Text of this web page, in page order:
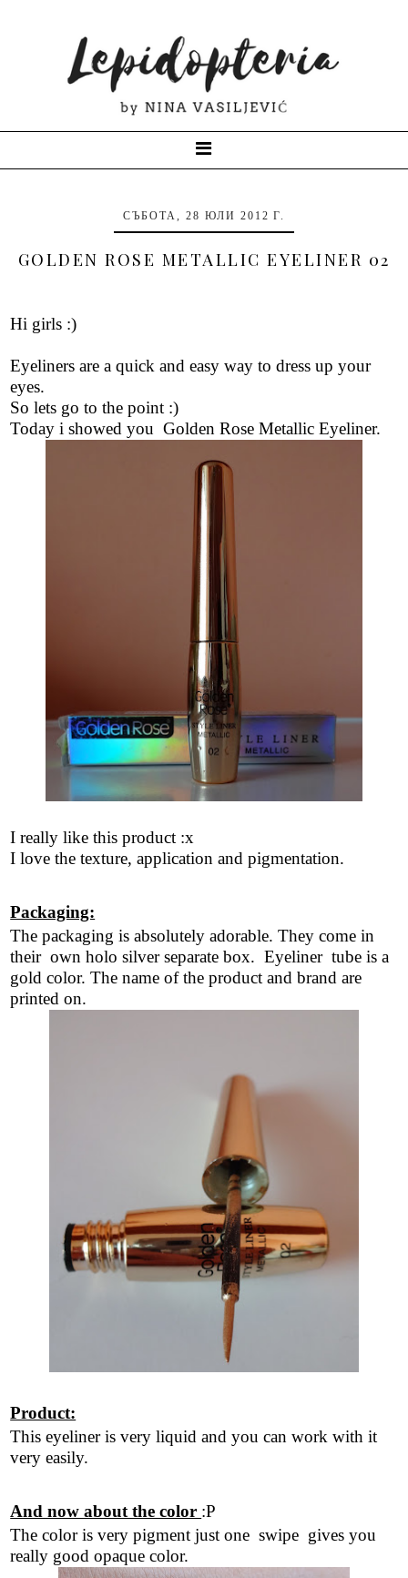
СЪБОТА, 28 ЮЛИ 2012 Г.
GOLDEN ROSE METALLIC EYELINER 02
Hi girls :)
Eyeliners are a quick and easy way to dress up your
eyes.
So lets go to the point :)
Today i showed you Golden Rose Metallic Eyeliner.
I really like this product :x
I love the texture, application and pigmentation.
Packaging:
The packaging is absolutely adorable. They come in
their own holo silver separate box. Eyeliner tube is a
gold color. The name of the product and brand are
printed on.
Product:
This eyeliner is very liquid and you can work with it
very easily.
And now about the color :P
The color is very pigment just one swipe gives you
really good opaque color.